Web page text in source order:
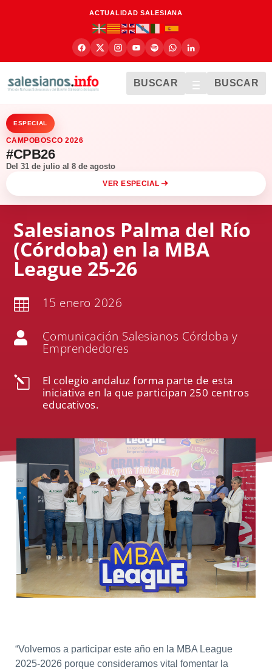
ACTUALIDAD SALESIANA
BUSCAR BUSCAR
ESPECIAL
CAMPOBOSCO 2026
#CPB26
Del 31 de julio al 8 de agosto
VER ESPECIAL
Salesianos Palma del Río
(Córdoba) en la MBA
League 25-26
 15 enero 2026
 Comunicación Salesianos Córdoba y
Emprendedores
l
El colegio andaluz forma parte de esta
iniciativa en la que participan 250 centros
educativos.
“Volvemos a participar este año en la MBA League
2025-2026 porque consideramos vital fomentar la